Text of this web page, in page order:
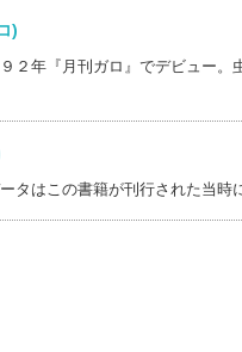
コ)
２年『月刊ガロ』でデビュー
)
タはこの書籍が刊行された当時